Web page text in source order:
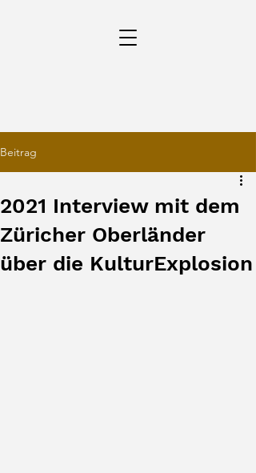
Beitrag
2021 Interview mit dem
Züricher Oberländer
über die KulturExplosion